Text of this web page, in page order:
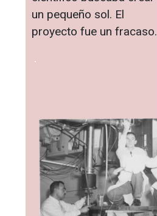
un pequeño sol. El
proyecto fue un fracaso.
.